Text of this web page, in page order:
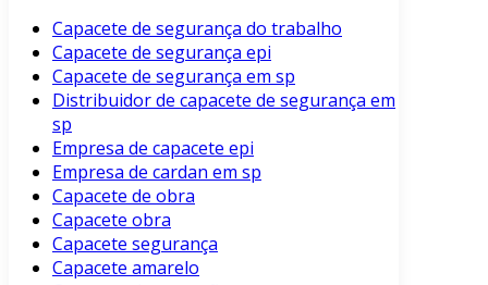
Capacete de segurança do trabalho
Capacete de segurança epi
Capacete de segurança em sp
Distribuidor de capacete de segurança em
sp
Empresa de capacete epi
Empresa de cardan em sp
Capacete de obra
Capacete obra
Capacete segurança
Capacete amarelo